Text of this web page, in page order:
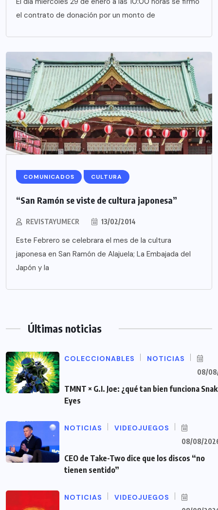
el contrato de donación por un monto de
COMUNICADOS CULTURA
“San Ramón se viste de cultura japonesa”
REVISTAYUMECR 13/02/2014
Este Febrero se celebrara el mes de la cultura
japonesa en San Ramón de Alajuela; La Embajada del
Japón y la
Últimas noticias
COLECCIONABLES NOTICIAS
08/
TMNT × G.I. Joe: ¿qué tan bien funciona
Eyes
NOTICIAS VIDEOJUEGOS
08/08/
CEO de Take-Two dice que los discos “no
tienen sentido”
NOTICIAS VIDEOJUEGOS